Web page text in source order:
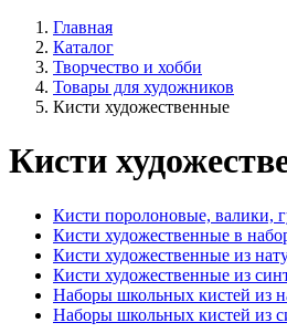
Главная
Каталог
Творчество и хобби
Товары для художников
Кисти художественные
Кисти
Кисти поролоновые, валики,
Кисти художественные в
Кисти художественные из
Кисти художественные из
Наборы школьных кистей из
Наборы школьных кистей из